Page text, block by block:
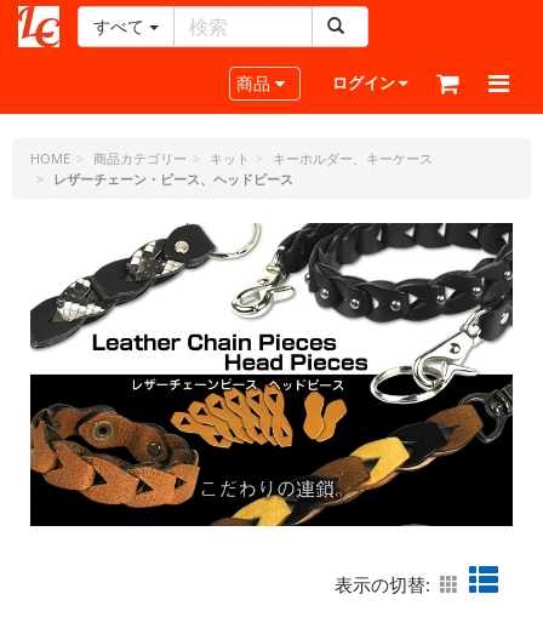
ー
ラ
フ
ト・
ジ
ェ
ー
すべて
Toggle navigation
商品 ログイン
HOME 商品カテゴリー キット
キーホルダー、キーケース
レザーチェーン・ピース、ヘッドピース
表示の切替: